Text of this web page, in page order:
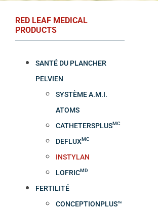
RED LEAF MEDICAL
PRODUCTS
SANTÉ DU PLANCHER
PELVIEN
SYSTÈME A.M.I.
ATOMS
CATHETERSPLUSMC
DEFLUXMC
INSTYLAN
LOFRICMD
FERTILITÉ
CONCEPTIONPLUS™